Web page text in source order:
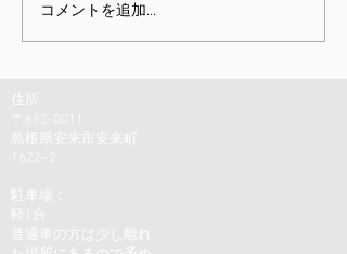
コメントを追加…
住所
島根県安来市安来町
駐車場：
軽1台
普通車の方は少し離れ